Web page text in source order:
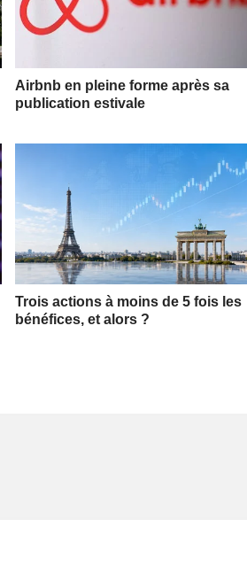
Airbnb en pleine forme après sa
publication estivale
Trois actions à moins de 5 fois les
bénéfices, et alors ?